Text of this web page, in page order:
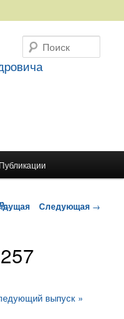
Публикации
по записямСледующая →
выпуск »